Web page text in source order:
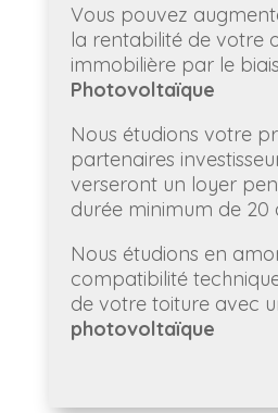
Vous pouvez
la rentabilité de votre
immobilière par le
Photovoltaïque
Nous étudions votre
partenaires
verseront un loyer
durée minimum de 20
Nous étudions en
compatibilité
de votre toiture avec
photovoltaïque